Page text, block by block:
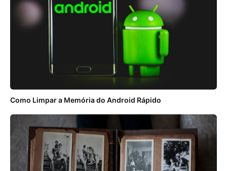
Como Limpar a Memória do Android Rápido